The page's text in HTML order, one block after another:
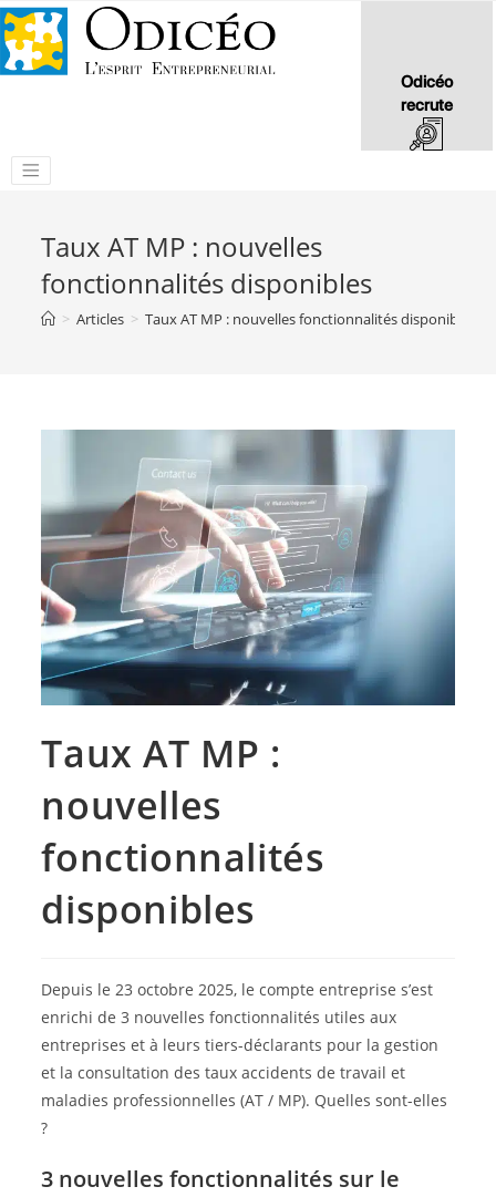
Odicéo
recrute
Taux AT MP : nouvelles
fonctionnalités disponibles
> Articles > Taux AT MP : nouvelles fonctionnalités disponibles
Taux AT MP :
nouvelles
fonctionnalités
disponibles
Depuis le 23 octobre 2025, le compte entreprise s’est
enrichi de 3 nouvelles fonctionnalités utiles aux
entreprises et à leurs tiers-déclarants pour la gestion
et la consultation des taux accidents de travail et
maladies professionnelles (AT / MP). Quelles sont-elles
?
3 nouvelles fonctionnalités sur le